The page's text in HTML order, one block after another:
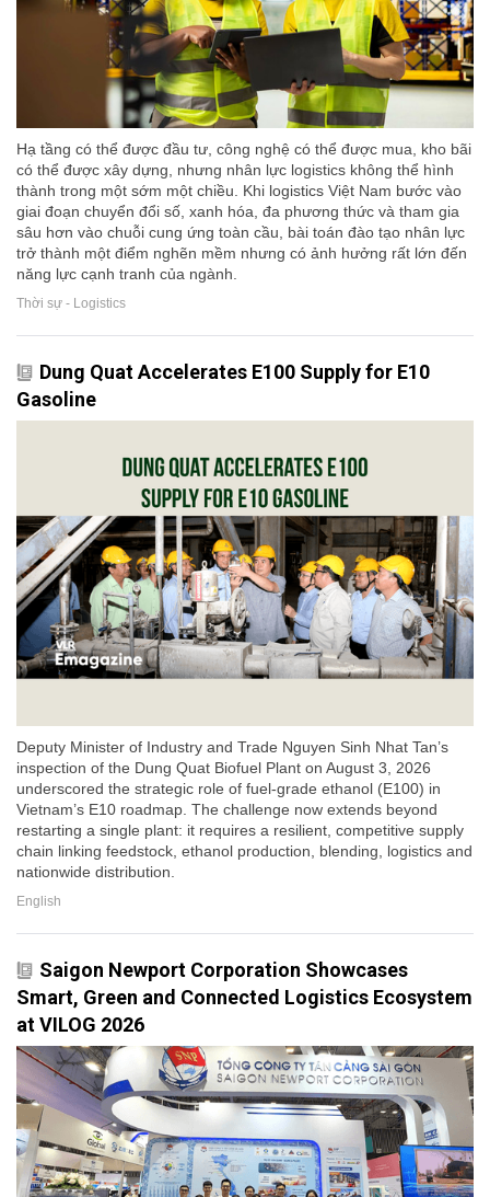
Hạ tầng có thể được đầu tư, công nghệ có thể được mua, kho bãi
có thể được xây dựng, nhưng nhân lực logistics không thể hình
thành trong một sớm một chiều. Khi logistics Việt Nam bước vào
giai đoạn chuyển đổi số, xanh hóa, đa phương thức và tham gia
sâu hơn vào chuỗi cung ứng toàn cầu, bài toán đào tạo nhân lực
trở thành một điểm nghẽn mềm nhưng có ảnh hưởng rất lớn đến
năng lực cạnh tranh của ngành.
Thời sự - Logistics
Dung Quat Accelerates E100 Supply for E10
Gasoline
Deputy Minister of Industry and Trade Nguyen Sinh Nhat Tan’s
inspection of the Dung Quat Biofuel Plant on August 3, 2026
underscored the strategic role of fuel-grade ethanol (E100) in
Vietnam’s E10 roadmap. The challenge now extends beyond
restarting a single plant: it requires a resilient, competitive supply
chain linking feedstock, ethanol production, blending, logistics and
nationwide distribution.
English
Saigon Newport Corporation Showcases
Smart, Green and Connected Logistics Ecosystem
at VILOG 2026